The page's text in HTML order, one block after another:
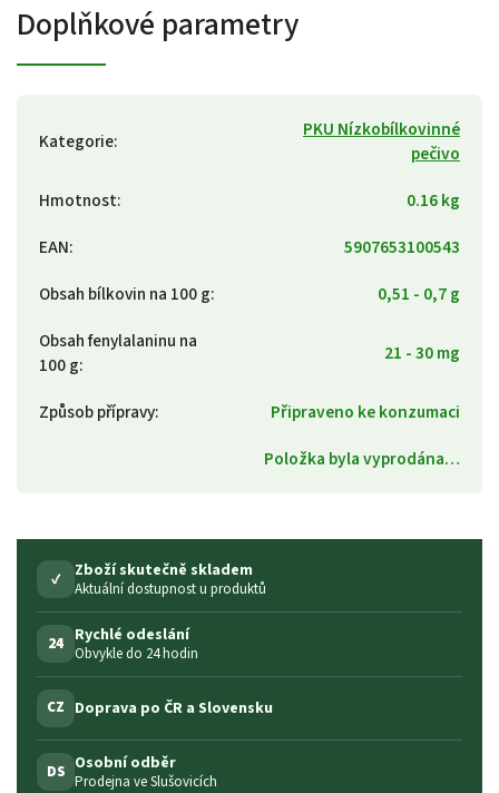
Doplňkové parametry
Kategorie:
PKU Nízkobílkovinné
pečivo
Hmotnost:
0.16 kg
EAN:
5907653100543
Obsah bílkovin na 100 g:
0,51 - 0,7 g
Obsah fenylalaninu na
100 g: 21 - 30 mg
Způsob přípravy:
Připraveno ke konzumaci
Položka byla vyprodána…
✓ Zboží skutečně skladem
Aktuální dostupnost u produktů
24 Rychlé odeslání
Obvykle do 24 hodin
CZ Doprava po ČR a Slovensku
DS Osobní odběr
Prodejna ve Slušovicích